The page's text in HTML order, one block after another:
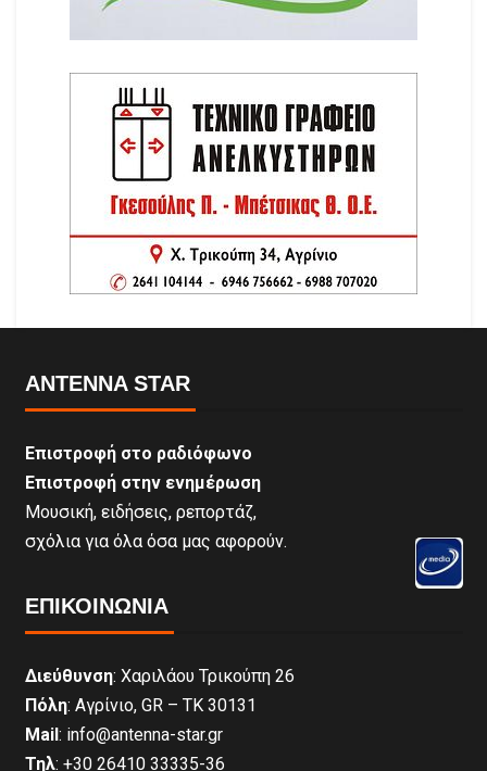
ANTENNA STAR
Επιστροφή στο ραδιόφωνο
Επιστροφή στην ενημέρωση
Μουσική, ειδήσεις, ρεπορτάζ,
σχόλια για όλα όσα μας αφορούν.
ΕΠΙΚΟΙΝΩΝΊΑ
Διεύθυνση: Χαριλάου Τρικούπη 26
Πόλη: Αγρίνιο, GR – ΤΚ 30131
Mail: info@antenna-star.gr
Τηλ: +30 26410 33335-36